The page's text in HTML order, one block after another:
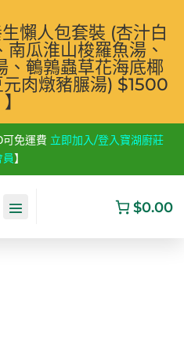
懶人包套裝 (杏汁白
瓜淮山梭羅魚湯、
、鵪鶉蟲草花海底椰
肉燉豬𦟌湯) $1500
可免運費 立即加入/登入寶湖廚莊
員】
$0.00